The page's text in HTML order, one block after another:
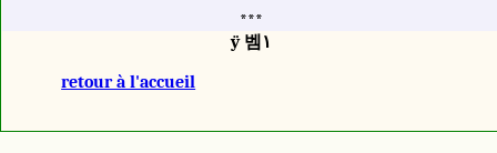
***
ÿ 벰١
retour à l'accueil